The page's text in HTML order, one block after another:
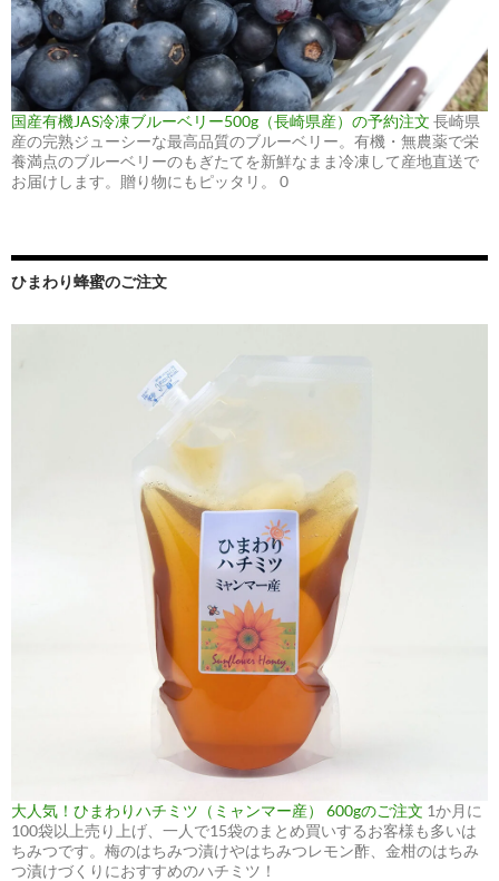
国産有機JAS冷凍ブルーベリー500g（長崎県産）の予約注文 長崎県
産の完熟ジューシーな最高品質のブルーベリー。有機・無農薬で栄
養満点のブルーベリーのもぎたてを新鮮なまま冷凍して産地直送で
お届けします。贈り物にもピッタリ。 0
ひまわり蜂蜜のご注文
大人気！ひまわりハチミツ（ミャンマー産） 600gのご注文 1か月に
100袋以上売り上げ、一人で15袋のまとめ買いするお客様も多いは
ちみつです。梅のはちみつ漬けやはちみつレモン酢、金柑のはちみ
つ漬けづくりにおすすめのハチミツ！